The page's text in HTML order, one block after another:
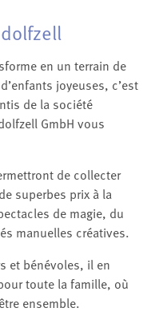
en un terrain de
joyeuses, c’est
de la société
GmbH vous
de collecter
superbes prix à la
de magie, du
manuelles créatives.
et bénévoles, il en
toute la famille, où
ensemble.